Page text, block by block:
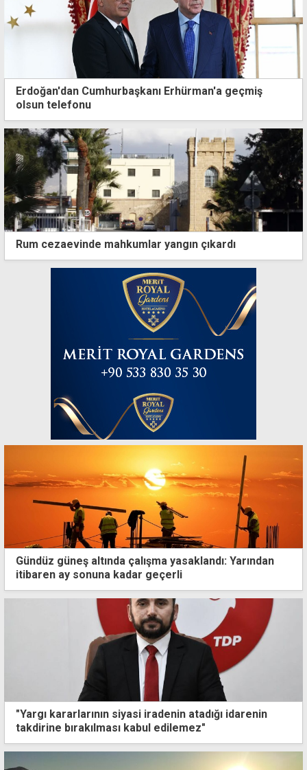
Erdoğan'dan Cumhurbaşkanı Erhürman'a geçmiş
olsun telefonu
Rum cezaevinde mahkumlar yangın çıkardı
Gündüz güneş altında çalışma yasaklandı: Yarından
itibaren ay sonuna kadar geçerli
"Yargı kararlarının siyasi iradenin atadığı idarenin
takdirine bırakılması kabul edilemez"